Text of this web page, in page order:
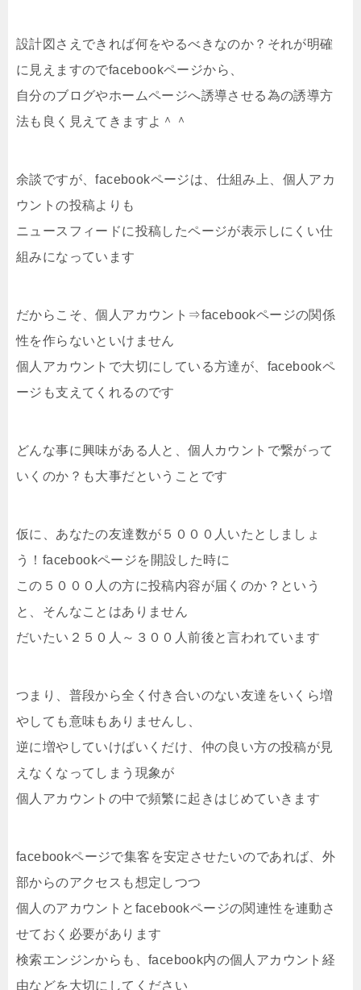
設計図さえできれば何をやるべきなのか？それが明確
に見えますのでfacebookページから、
自分のブログやホームページへ誘導させる為の誘導方
法も良く見えてきますよ＾＾
余談ですが、facebookページは、仕組み上、個人アカ
ウントの投稿よりも
ニュースフィードに投稿したページが表示しにくい仕
組みになっています
だからこそ、個人アカウント⇒facebookページの関係
性を作らないといけません
個人アカウントで大切にしている方達が、facebookペ
ージも支えてくれるのです
どんな事に興味がある人と、個人カウントで繋がって
いくのか？も大事だということです
仮に、あなたの友達数が５０００人いたとしましょ
う！facebookページを開設した時に
この５０００人の方に投稿内容が届くのか？という
と、そんなことはありません
だいたい２５０人～３００人前後と言われています
つまり、普段から全く付き合いのない友達をいくら増
やしても意味もありませんし、
逆に増やしていけばいくだけ、仲の良い方の投稿が見
えなくなってしまう現象が
個人アカウントの中で頻繁に起きはじめていきます
facebookページで集客を安定させたいのであれば、外
部からのアクセスも想定しつつ
個人のアカウントとfacebookページの関連性を連動さ
せておく必要があります
検索エンジンからも、facebook内の個人アカウント経
由などを大切にしてください